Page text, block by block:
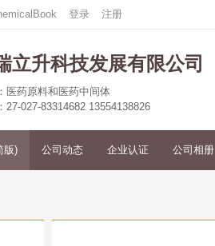
登录 注册
立升科技发展有限公司
医药原料和医药中间体
27-027-83314682 13554138826
版) 公司动态 企业认证 公司相册